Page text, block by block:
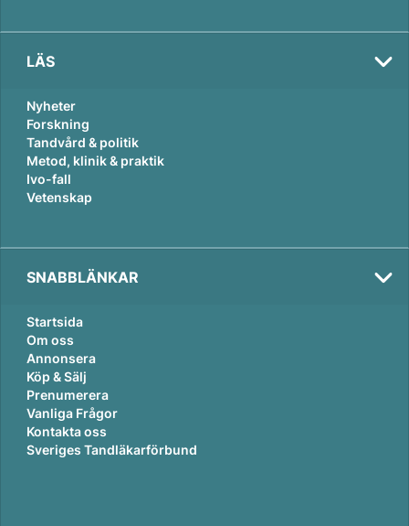
LÄS
Nyheter
Forskning
Tandvård & politik
Metod, klinik & praktik
Ivo-fall
Vetenskap
SNABBLÄNKAR
Startsida
Om oss
Annonsera
Köp & Sälj
Prenumerera
Vanliga Frågor
Kontakta oss
Sveriges Tandläkarförbund